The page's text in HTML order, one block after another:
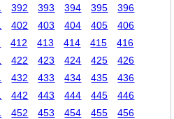
392 393 394 395
396
402 403 404 405
406
412 413 414 415
416
422 423 424 425
426
432 433 434 435
436
442 443 444 445
446
452 453 454 455
456